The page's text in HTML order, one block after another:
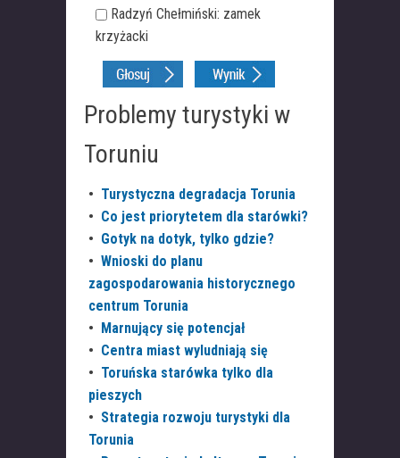
Radzyń Chełmiński: zamek
krzyżacki
Problemy turystyki w
Toruniu
• Turystyczna degradacja Torunia
• Co jest priorytetem dla starówki?
• Gotyk na dotyk, tylko gdzie?
• Wnioski do planu
zagospodarowania historycznego
centrum Torunia
• Marnujący się potencjał
• Centra miast wyludniają się
• Toruńska starówka tylko dla
pieszych
• Strategia rozwoju turystyki dla
Torunia